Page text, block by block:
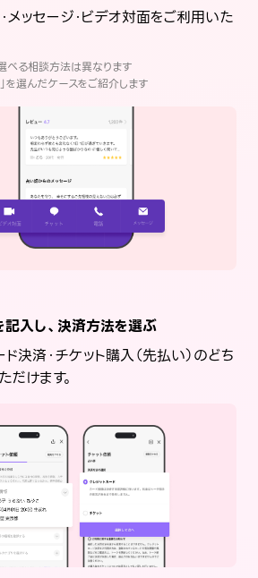
メッセージ・ビデオ対面をご利用いた
べる相談方法は異なります
を選んだケースをご紹介します
記入し、決済方法を選ぶ
ド決済・チケット購入（先払い）のどち
だけます。